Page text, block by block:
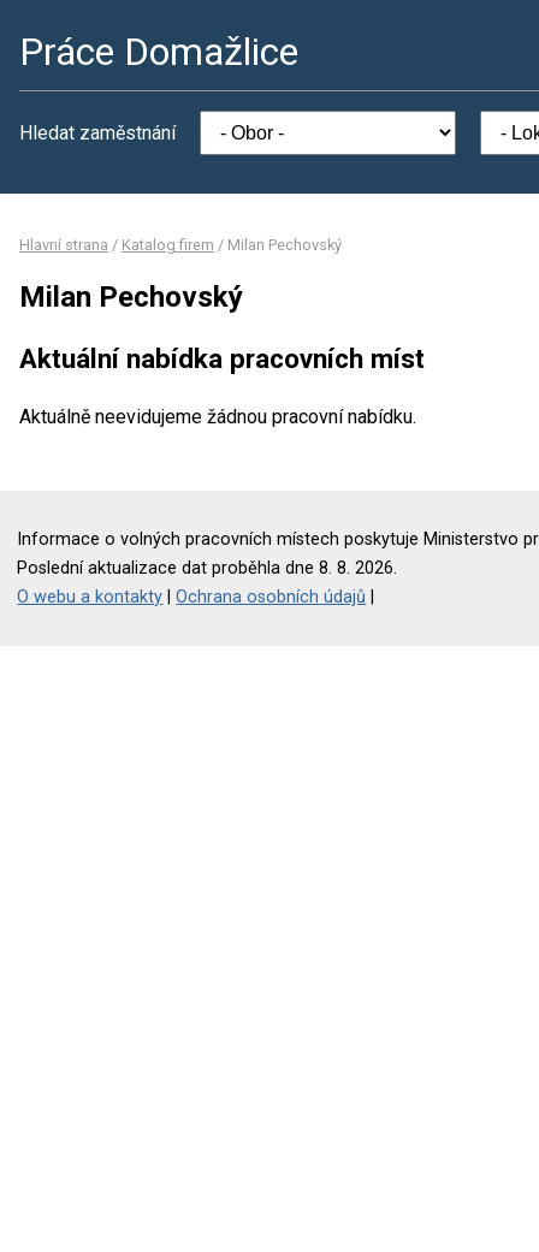
Práce Domažlice
Hledat zaměstnání
Hlavní strana / Katalog firem / Milan Pechovský
Milan Pechovský
Aktuální nabídka pracovních míst
Aktuálně neevidujeme žádnou pracovní nabídku.
Informace o volných pracovních místech poskytuje Ministerstvo
Poslední aktualizace dat proběhla dne 8. 8. 2026.
O webu a kontakty |Ochrana osobních údajů